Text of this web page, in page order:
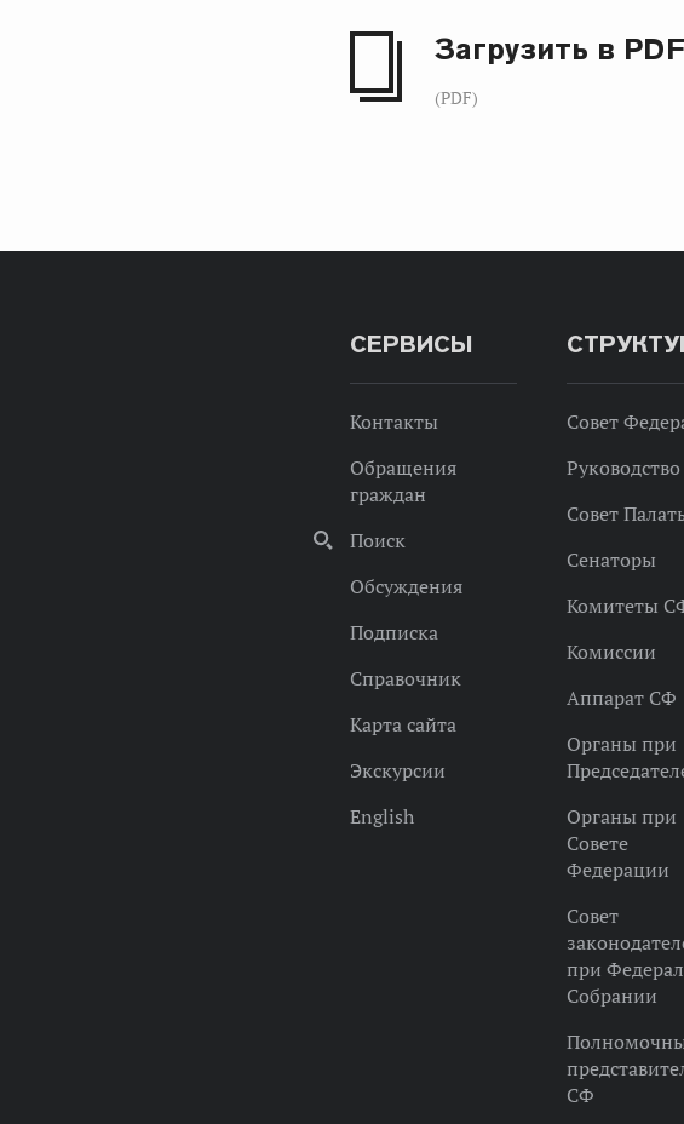
Загрузить в
(PDF)
СЕРВИСЫ
Контакты
Обращения
граждан
Поиск
Обсуждения
Подписка
Справочник
Карта сайта
Экскурсии
English
Совет
Руководство
Совет
Сенаторы
Комитеты
Комиссии
Аппарат СФ
Органы при
Органы при
Совете
Федерации
Совет
при
Собрании
СФ